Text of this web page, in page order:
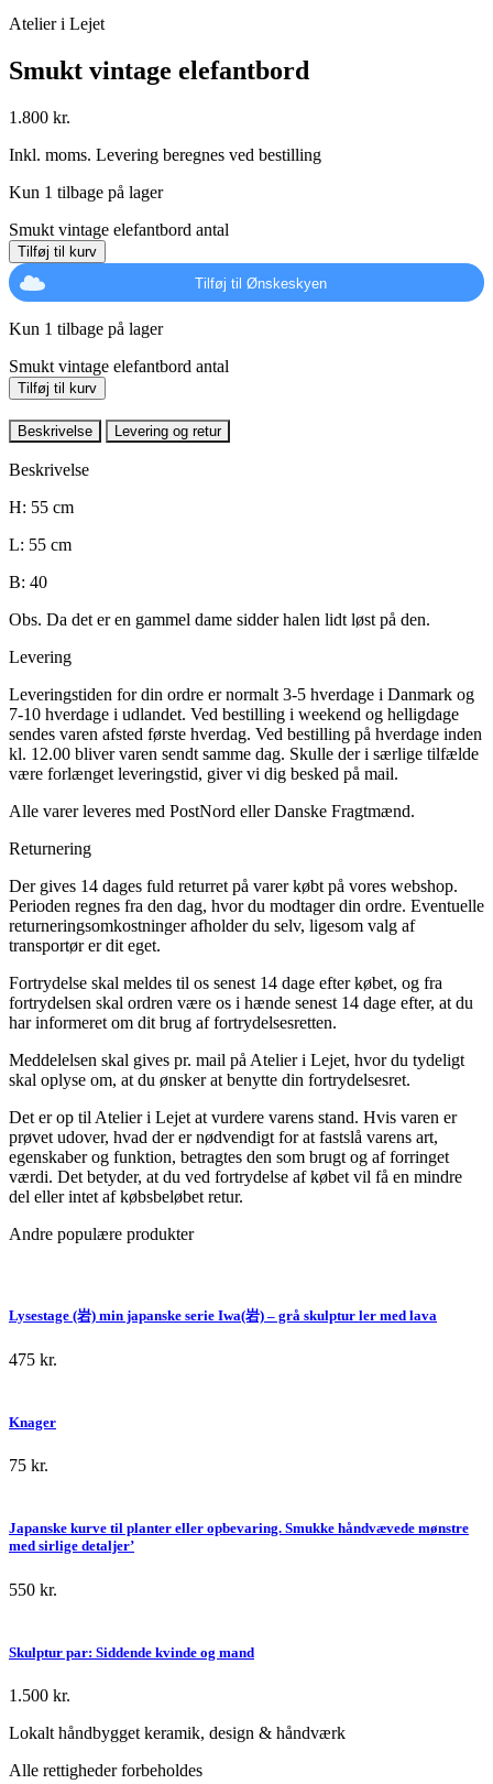
Atelier i Lejet
Smukt vintage elefantbord
1.800 kr.
Inkl. moms. Levering beregnes ved bestilling
Kun 1 tilbage på lager
Smukt vintage elefantbord antal
Tilføj til kurv
Tilføj til Ønskeskyen
Kun 1 tilbage på lager
Smukt vintage elefantbord antal
Tilføj til kurv
Beskrivelse Levering og retur
Beskrivelse
H: 55 cm
L: 55 cm
B: 40
Obs. Da det er en gammel dame sidder halen lidt løst på den.
Levering
Leveringstiden for din ordre er normalt 3-5 hverdage i Danmark og
7-10 hverdage i udlandet. Ved bestilling i weekend og helligdage
sendes varen afsted første hverdag. Ved bestilling på hverdage inden
kl. 12.00 bliver varen sendt samme dag. Skulle der i særlige tilfælde
være forlænget leveringstid, giver vi dig besked på mail.
Alle varer leveres med PostNord eller Danske Fragtmænd.
Returnering
Der gives 14 dages fuld returret på varer købt på vores webshop.
Perioden regnes fra den dag, hvor du modtager din ordre. Eventuelle
returneringsomkostninger afholder du selv, ligesom valg af
transportør er dit eget.
Fortrydelse skal meldes til os senest 14 dage efter købet, og fra
fortrydelsen skal ordren være os i hænde senest 14 dage efter, at du
har informeret om dit brug af fortrydelsesretten.
Meddelelsen skal gives pr. mail på Atelier i Lejet, hvor du tydeligt
skal oplyse om, at du ønsker at benytte din fortrydelsesret.
Det er op til Atelier i Lejet at vurdere varens stand. Hvis varen er
prøvet udover, hvad der er nødvendigt for at fastslå varens art,
egenskaber og funktion, betragtes den som brugt og af forringet
værdi. Det betyder, at du ved fortrydelse af købet vil få en mindre
del eller intet af købsbeløbet retur.
Andre populære produkter
Lysestage (岩) min japanske serie Iwa(岩) – grå skulptur ler med lava
475 kr.
Knager
75 kr.
Japanske kurve til planter eller opbevaring. Smukke håndvævede mønstre
med sirlige detaljer’
550 kr.
Skulptur par: Siddende kvinde og mand
1.500 kr.
Lokalt håndbygget keramik, design & håndværk
Alle rettigheder forbeholdes